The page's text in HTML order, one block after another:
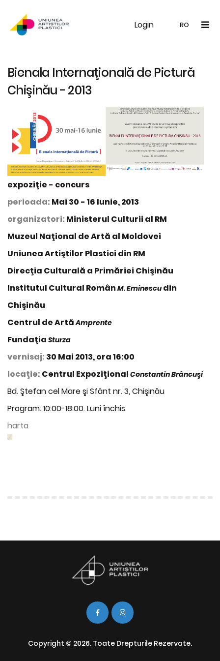
Login RO
EN
UAP Galerie Noutăți
Bienala Internaţională de Pictură
Chişinău - 2013
expoziţie - concurs
perioada: Mai 30 - 16 Iunie, 2013
organizatori: Ministerul Culturii al RM
Muzeul Naţional de Artă al Moldovei
Uniunea Artiştilor Plastici din RM
Direcţia Culturală a Primăriei Chişinău
Institutul Cultural Român M. Eminescu din
Chişinău
Centrul de ArtăAmprente
Fundaţia Sturza
vernisaj: 30 Mai 2013, ora 16:00
locaţie: Centrul Expoziţional Constantin Brâncuşi
Bd. Ştefan cel Mare şi Sfânt nr. 3, Chişinău
Program: 10:00-18:00. Luni închis
harta
Copyright © 2026. Toate Drepturile Rezervate.